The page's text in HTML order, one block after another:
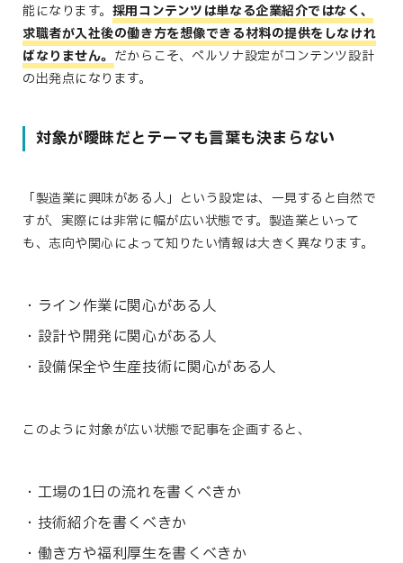
能になります。 採用コンテンツは単なる企業紹介ではなく、
求職者が入社後の働き方を想像できる材料の提供をしなけれ
ばなりません。 だからこそ、ペルソナ設定がコンテンツ設計
の出発点になります。
対象が曖昧だとテーマも言葉も決まらない
「製造業に興味がある人」という設定は、一見すると自然で
すが、実際には非常に幅が広い状態です。 製造業といって
も、志向や関心によって知りたい情報は大きく異なります。
ライン作業に関心がある人
設計や開発に関心がある人
設備保全や生産技術に関心がある人
このように対象が広い状態で記事を企画すると、
工場の1日の流れを書くべきか
技術紹介を書くべきか
働き方や福利厚生を書くべきか